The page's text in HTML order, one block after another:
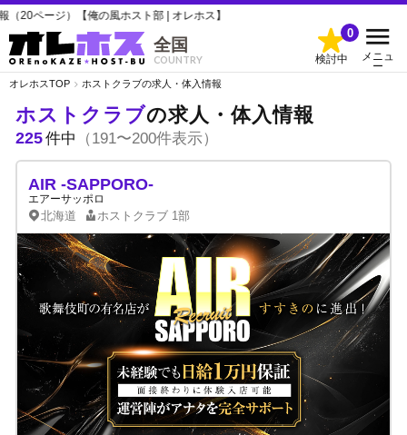
俺の風ホスト部 | オレホス】
全国
COUNTRY 検討中
0
メニュ
ー
オレホスTOP ホストクラブの求人・体入情報
ホストクラブの求人・体入情報
225件中 （191〜200件表示）
AIR -SAPPORO-
エアーサッポロ
北海道 ホストクラブ 1部